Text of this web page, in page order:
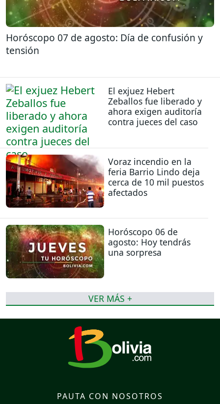
Horóscopo 07 de agosto: Día de confusión y
tensión
El exjuez Hebert
Zeballos fue liberado y
ahora exigen auditoría
contra jueces del caso
Voraz incendio en la
feria Barrio Lindo deja
cerca de 10 mil puestos
afectados
Horóscopo 06 de
agosto: Hoy tendrás
una sorpresa
VER MÁS +
PAUTA CON NOSOTROS